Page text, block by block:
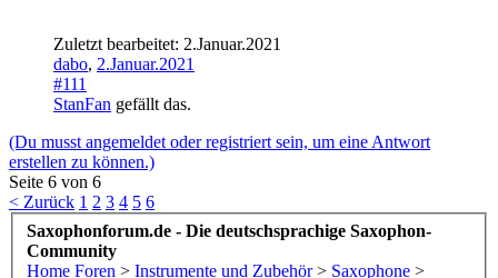
Zuletzt bearbeitet: 2.Januar.2021
dabo, 2.Januar.2021
#111
StanFan gefällt das.
(Du musst angemeldet oder registriert sein, um eine Antwort
erstellen zu können.)
Seite 6 von 6
< Zurück 1 2 3 4 5 6
Saxophonforum.de - Die deutschsprachige Saxophon-
Community
Home Foren > Instrumente und Zubehör > Saxophone >